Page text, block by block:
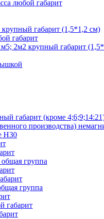
любой габарит
габарит (1,5*1,2 см)
габарит
2м2 крупный габарит
габарит (кроме
производства)
Н30
группа
группа
габарит